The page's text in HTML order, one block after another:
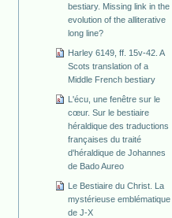
bestiary. Missing link in the
evolution of the alliterative
long line?
Harley 6149, ff. 15v-42. A
Scots translation of a
Middle French bestiary
L'écu, une fenêtre sur le
cœur. Sur le bestiaire
héraldique des traductions
françaises du traité
d'héraldique de Johannes
de Bado Aureo
Le Bestiaire du Christ. La
mystérieuse emblématique
de J-X